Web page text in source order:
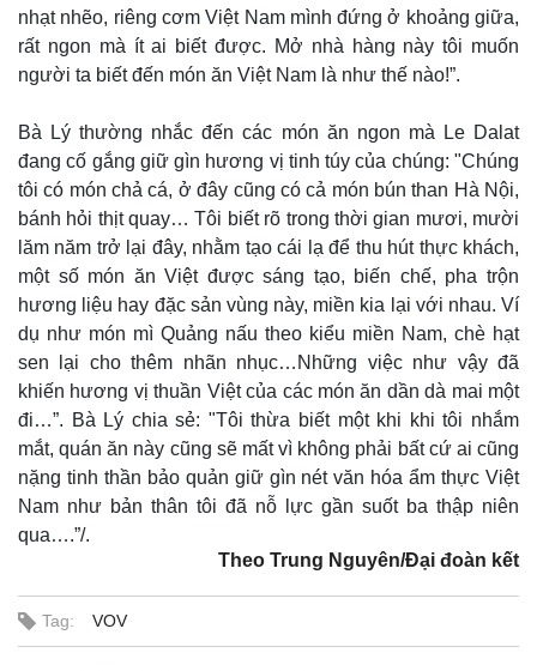
Kinh tế
Bất động sản
Khởi nghiệp
Thị trường
Giá vàng
Tiêu dùng
Chứng khoán
Giá cà phê
nhạt nhẽo, riêng cơm Việt Nam mình đứng ở khoảng giữa,
rất ngon mà ít ai biết được. Mở nhà hàng này tôi muốn
người ta biết đến món ăn Việt Nam là như thế nào!”.
Bà Lý thường nhắc đến các món ăn ngon mà Le Dalat
đang cố gắng giữ gìn hương vị tinh túy của chúng: "Chúng
tôi có món chả cá, ở đây cũng có cả món bún than Hà Nội,
bánh hỏi thịt quay… Tôi biết rõ trong thời gian mươi, mười
lăm năm trở lại đây, nhằm tạo cái lạ để thu hút thực khách,
một số món ăn Việt được sáng tạo, biến chế, pha trộn
hương liệu hay đặc sản vùng này, miền kia lại với nhau. Ví
dụ như món mì Quảng nấu theo kiểu miền Nam, chè hạt
sen lại cho thêm nhãn nhục…Những việc như vậy đã
khiến hương vị thuần Việt của các món ăn dần dà mai một
đi…”. Bà Lý chia sẻ: "Tôi thừa biết một khi khi tôi nhắm
mắt, quán ăn này cũng sẽ mất vì không phải bất cứ ai cũng
nặng tinh thần bảo quản giữ gìn nét văn hóa ẩm thực Việt
Nam như bản thân tôi đã nỗ lực gần suốt ba thập niên
qua….”/.
Theo Trung Nguyên/Đại đoàn kết
Tag: VOV